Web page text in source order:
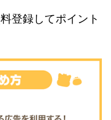
登録してポイント